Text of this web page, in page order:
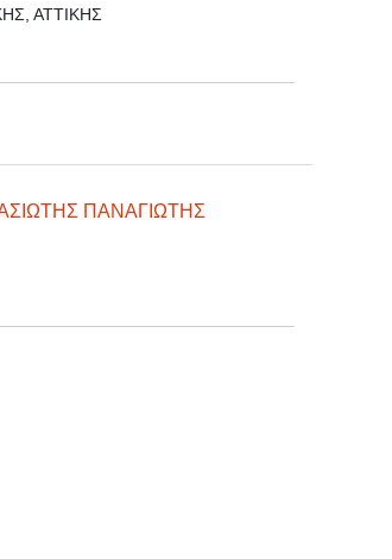
ΑΤΤΙΚΗΣ
ΠΑΝΑΓΙΩΤΗΣ